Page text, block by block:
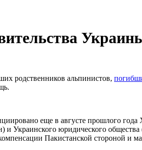
родственников альпинистов,
еще в августе прошлого
и Украинского юридического
Пакистанской стороной и